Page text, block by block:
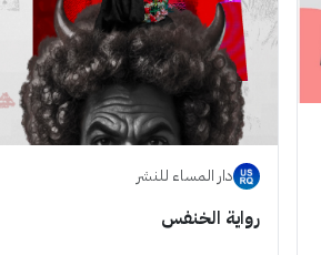
دار المساء للنشر
رواية الخنفس